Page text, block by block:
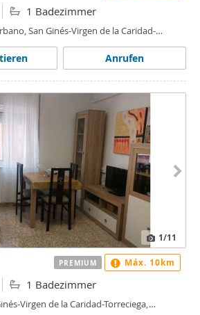
1 Badezimmer
San Ginés-Virgen de la Caridad-
Anrufen
1/11
1 Badezimmer
Virgen de la Caridad-Torreciega,
PREMIUM Máx. 10km